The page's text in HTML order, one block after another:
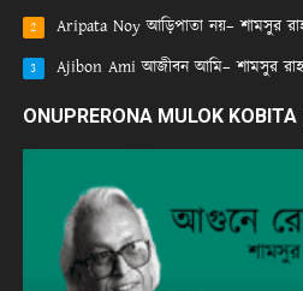
2 Aripata Noy আড়িপাতা নয়– শামসুর
3 Ajibon Ami আজীবন আমি– শামসুর
ONUPRERONA MULOK KOBITA |